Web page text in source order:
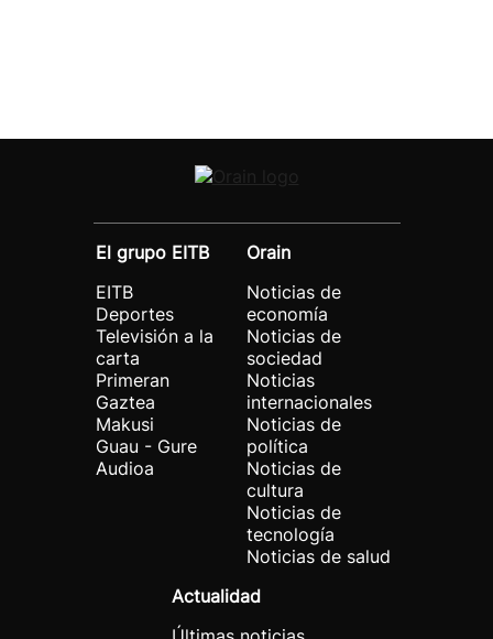
El grupo EITB
EITB
Deportes
Televisión a la
carta
Primeran
Gaztea
Makusi
Guau - Gure
Audioa
Orain
Noticias de
economía
Noticias de
sociedad
Noticias
internacionales
Noticias de
política
Noticias de
cultura
Noticias de
tecnología
Noticias de salud
Actualidad